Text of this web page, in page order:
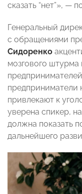
сказать “нет”», —
Генеральный
с обращениями
Сидоренко
мозгового штурма
предприниматели
привлекают к
уверена спикер,
должна показать
дальнейшего